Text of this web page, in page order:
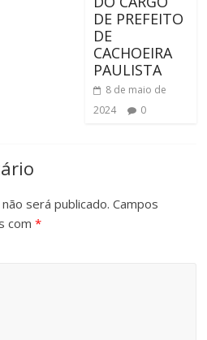
DE PREFEITO
DE
CACHOEIRA
PAULISTA
8 de maio de
2024
0
será publicado. Campos
com*